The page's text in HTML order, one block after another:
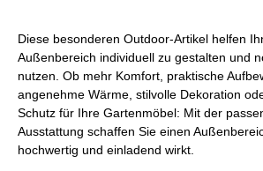
Diese besonderen Outdoor-Artikel helfen
Außenbereich individuell zu gestalten und
nutzen. Ob mehr Komfort, praktische
angenehme Wärme, stilvolle Dekoration
Schutz für Ihre Gartenmöbel: Mit der
Ausstattung schaffen Sie einen
hochwertig und einladend wirkt.